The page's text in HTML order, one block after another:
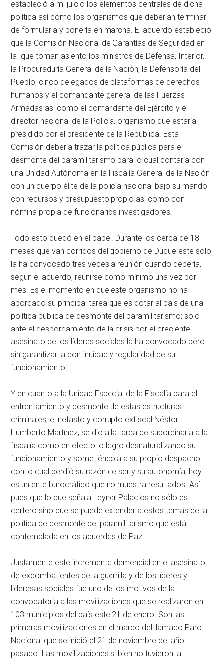
estableció a mi juicio los elementos centrales de dicha
política así como los organismos que deberían terminar
de formularla y ponerla en marcha. El acuerdo estableció
que la Comisión Nacional de Garantías de Seguridad en
la que toman asiento los ministros de Defensa, Interior,
la Procuraduría General de la Nación, la Defensoría del
Pueblo, cinco delegados de plataformas de derechos
humanos y el comandante general de las Fuerzas
Armadas así como el comandante del Ejército y el
director nacional de la Policía, organismo que estaría
presidido por el presidente de la República. Esta
Comisión debería trazar la política pública para el
desmonte del paramilitarismo para lo cual contaría con
una Unidad Autónoma en la Fiscalía General de la Nación
con un cuerpo élite de la policía nacional bajo su mando
con recursos y presupuesto propio así como con
nómina propia de funcionarios investigadores.
Todo esto quedó en el papel. Durante los cerca de 18
meses que van corridos del gobierno de Duque este solo
la ha convocado tres veces a reunión cuando debería,
según el acuerdo, reunirse como mínimo una vez por
mes. Es el momento en que este organismo no ha
abordado su principal tarea que es dotar al país de una
política pública de desmonte del paramilitarismo; solo
ante el desbordamiento de la crisis por el creciente
asesinato de los líderes sociales la ha convocado pero
sin garantizar la continuidad y regularidad de su
funcionamiento.
Y en cuanto a la Unidad Especial de la Fiscalía para el
enfrentamiento y desmonte de estas estructuras
criminales, el nefasto y corrupto exfiscal Néstor
Humberto Martínez, se dio a la tarea de subordinarla a la
fiscalía como en efecto lo logro desnaturalizando su
funcionamiento y sometiéndola a su propio despacho
con lo cual perdió su razón de ser y su autonomía, hoy
es un ente burocrático que no muestra resultados. Así
pues que lo que señala Leyner Palacios no sólo es
certero sino que se puede extender a estos temas de la
política de desmonte del paramilitarismo que está
contemplada en los acuerdos de Paz.
Justamente este incremento demencial en el asesinato
de excombatientes de la guerrilla y de los líderes y
lideresas sociales fue uno de los motivos de la
convocatoria a las movilizaciones que se realizaron en
103 municipios del país este 21 de enero. Son las
primeras movilizaciones en el marco del llamado Paro
Nacional que se inició el 21 de noviembre del año
pasado. Las movilizaciones si bien no tuvieron la